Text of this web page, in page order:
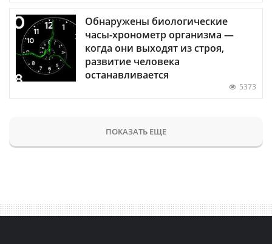
Обнаружены биологические
часы-хронометр организма —
когда они выходят из строя,
развитие человека
останавливается
5373
ПОКАЗАТЬ ЕЩЕ